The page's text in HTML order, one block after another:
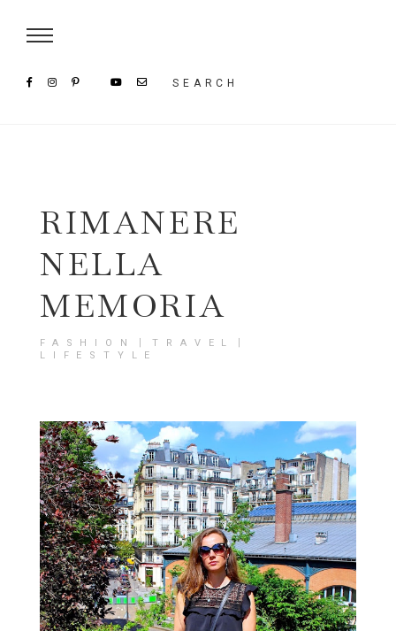
SEARCH
RIMANERE
NELLA
MEMORIA
FASHION〡TRAVEL〡
LIFESTYLE